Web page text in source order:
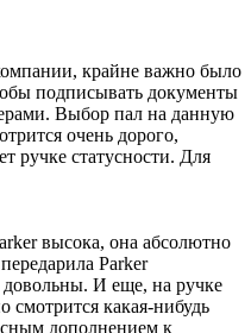
крайне важно было
подписывать документы
Выбор пал на данную
очень дорого,
ручке статусности. Для
высока, она абсолютно
Parker
довольны. И еще, на ручке
смотрится какая-нибудь
дополнением к